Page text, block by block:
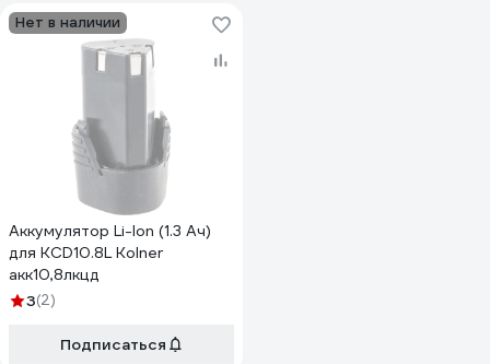
Нет в наличии
Аккумулятор Li-Ion (1.3 Ач)
для KCD10.8L Kolner
акк10,8лкцд
3(2)
Подписаться